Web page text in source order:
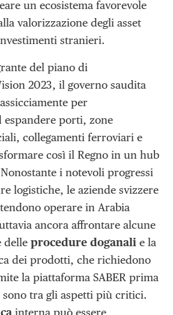
un ecosistema favorevole
valorizzazione degli asset
stranieri.
del piano di
2023, il governo saudita
per
espandere porti, zone
collegamenti ferroviari e
così il Regno in un hub
i notevoli progressi
logistiche, le aziende svizzere
operare in Arabia
ancora affrontare alcune
delleprocedure doganali e la
dei prodotti, che richiedono
la piattaforma SABER prima
sono tra gli aspetti più critici.
interna può essere